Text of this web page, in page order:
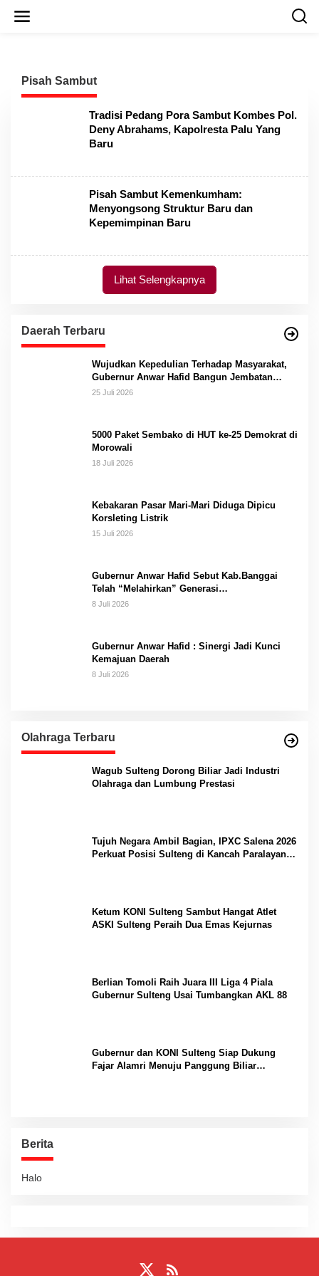
Pisah Sambut
Tradisi Pedang Pora Sambut Kombes Pol.
Deny Abrahams, Kapolresta Palu Yang
Baru
Pisah Sambut Kemenkumham:
Menyongsong Struktur Baru dan
Kepemimpinan Baru
Lihat Selengkapnya
Daerah Terbaru
Wujudkan Kepedulian Terhadap Masyarakat,
Gubernur Anwar Hafid Bangun Jembatan
Gantung Masungkang dengan Dana Pribadi
25 Juli 2026
5000 Paket Sembako di HUT ke-25 Demokrat di
Morowali
18 Juli 2026
Kebakaran Pasar Mari-Mari Diduga Dipicu
Korsleting Listrik
15 Juli 2026
Gubernur Anwar Hafid Sebut Kab.Banggai
Telah “Melahirkan” Generasi…
8 Juli 2026
Gubernur Anwar Hafid : Sinergi Jadi Kunci
Kemajuan Daerah
8 Juli 2026
Olahraga Terbaru
Wagub Sulteng Dorong Biliar Jadi Industri
Olahraga dan Lumbung Prestasi
Tujuh Negara Ambil Bagian, IPXC Salena 2026
Perkuat Posisi Sulteng di Kancah Paralayang
Ketum KONI Sulteng Sambut Hangat Atlet
ASKI Sulteng Peraih Dua Emas Kejurnas
Berlian Tomoli Raih Juara III Liga 4 Piala
Gubernur Sulteng Usai Tumbangkan AKL 88
Gubernur dan KONI Sulteng Siap Dukung
Fajar Alamri Menuju Panggung Biliar
Berita
Halo